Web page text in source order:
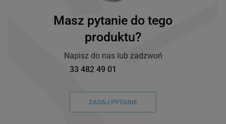
Masz pytanie do tego
produktu?
Napisz do nas lub zadzwoń
33 482 49 01
ZADAJ PYTANIE